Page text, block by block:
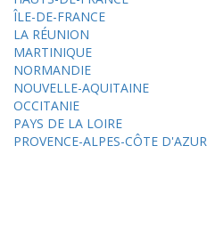
ÎLE-DE-FRANCE
LA RÉUNION
MARTINIQUE
NORMANDIE
NOUVELLE-AQUITAINE
OCCITANIE
PAYS DE LA LOIRE
PROVENCE-ALPES-CÔTE D'AZUR